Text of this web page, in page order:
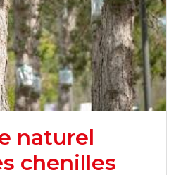
naturel
chenilles